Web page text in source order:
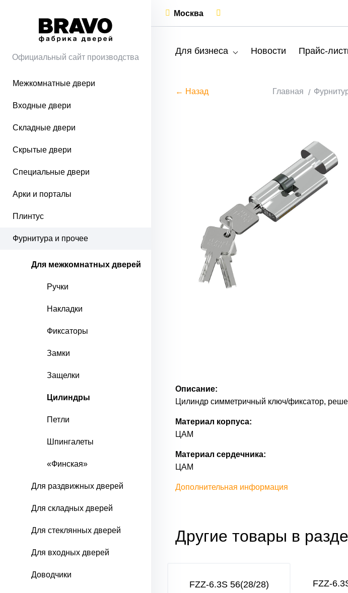
Официальный сайт производства
Межкомнатные двери
Входные двери
Складные двери
Скрытые двери
Специальные двери
Арки и порталы
Плинтус
Фурнитура и прочее
Для межкомнатных дверей
Ручки
Накладки
Фиксаторы
Замки
Защелки
Цилиндры
Петли
Шпингалеты
«Финская»
Для раздвижных дверей
Для складных дверей
Для стеклянных дверей
Для входных дверей
Доводчики
Москва
Для бизнеса Новости Прайс-
← Назад Главная
Описание:
Цилиндр симметричный ключ/фиксатор,
Материал корпуса:
ЦАМ
Материал сердечника:
ЦАМ
Дополнительная информация
Другие товары в
FZZ-6.3S 56(28/28) FZZ-